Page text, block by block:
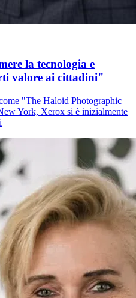
la tecnologia e
valore ai cittadini"
"The Haloid Photographic
York, Xerox si è inizialmente